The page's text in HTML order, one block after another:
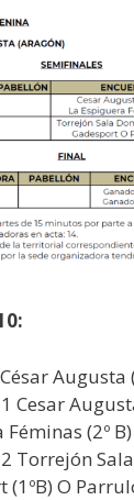
César
Cesar
(2º B)
Torrejón
(1ºB) O